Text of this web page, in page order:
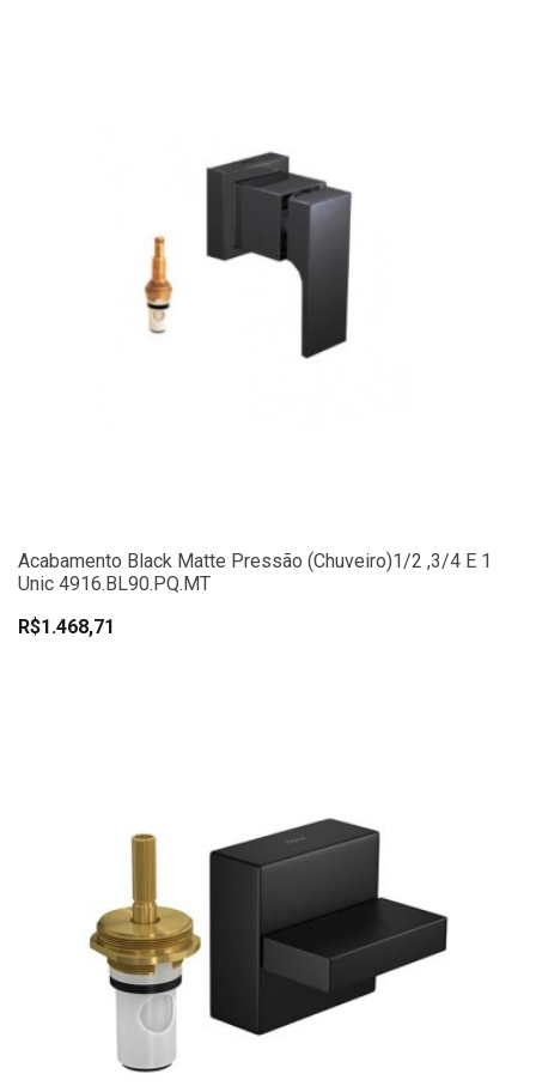
Acabamento Black Matte Pressão (chuveiro)1/2 ,3/4 E 1
Unic 4916.BL90.PQ.MT
R$1.468,71